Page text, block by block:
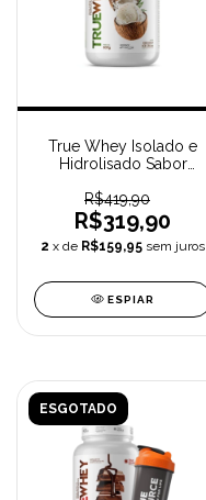
True Whey Isolado e
Hidrolisado Sabor
g) TRUE SOURCE
R$419,90
R$319,90
2 x de R$159,95 sem juros
ESPIAR
ESGOTADO